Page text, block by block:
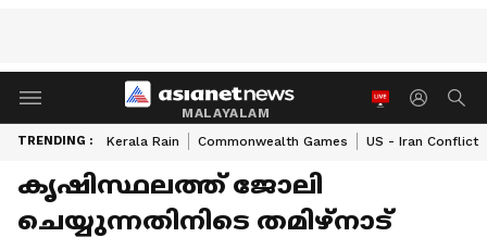
MALAYALAM
TRENDING : Kerala Rain Commonwealth Games US - Iran Conflict
കൃഷിസ്ഥലത്ത് ജോലി
ചെയ്യുന്നതിനിടെ തമിഴ്‌നാട്